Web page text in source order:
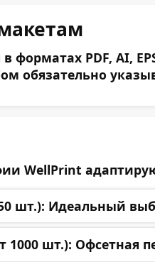
PDF, AI,
обязательно
WellPrint
шт.): Идеальный
1000 шт.): Офсетная